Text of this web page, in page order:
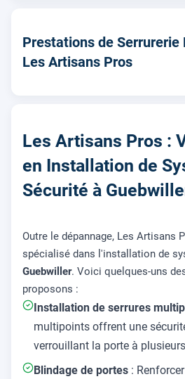
Prestations de Serrurerie
Les Artisans Pros
Les Artisans Pros :
en Installation de
Sécurité à
Outre le dépannage, Les Artisans
spécialisé dans l'installation de
Guebwiller. Voici quelques-uns
proposons :
Installation de serrures
multipoints offrent une
verrouillant la porte à
Blindage de portes :